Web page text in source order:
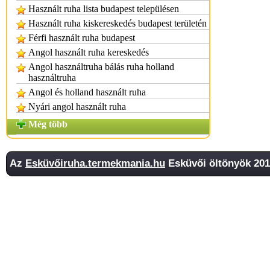
Használt ruha lista budapest településen
Használt ruha kiskereskedés budapest területén
Férfi használt ruha budapest
Angol használt ruha kereskedés
Angol használtruha bálás ruha holland
használtruha
Angol és holland használt ruha
Nyári angol használt ruha
Még több
Az Esküvőiruha.termekmania.hu Esküvői öltönyök